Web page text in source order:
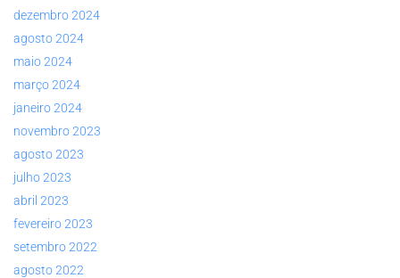
dezembro 2024
agosto 2024
maio 2024
março 2024
janeiro 2024
novembro 2023
agosto 2023
julho 2023
abril 2023
fevereiro 2023
setembro 2022
agosto 2022